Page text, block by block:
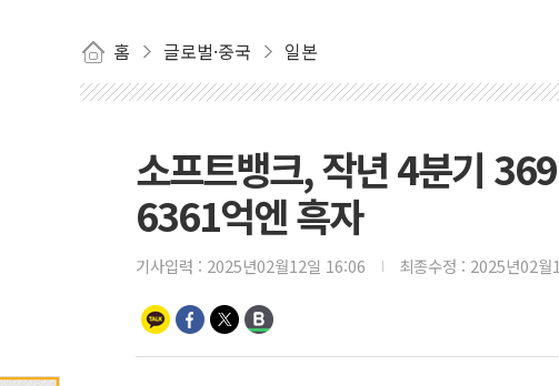
홈 글로벌·중국 일본
소프트뱅크, 작년 4분기
6361억엔 흑자
기사입력 : 2025년02월12일 16:06 최종수정 : 2025년02월